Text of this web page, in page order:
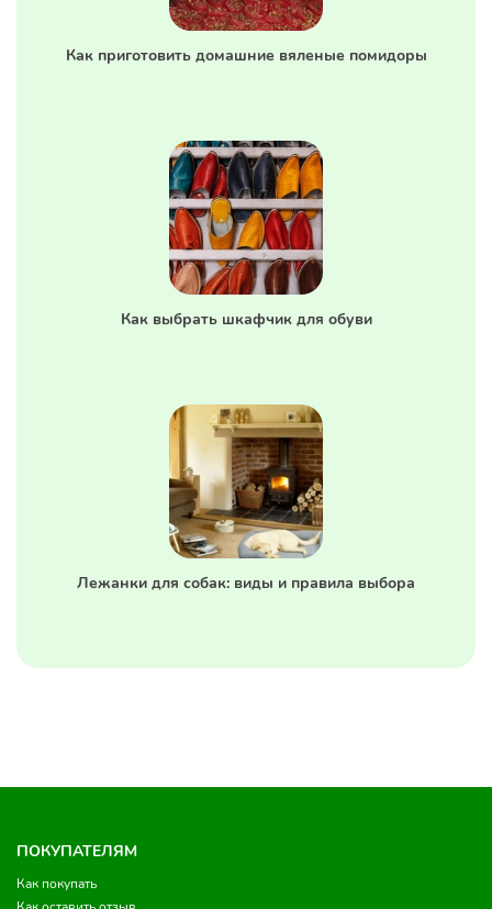
Как приготовить домашние вяленые помидоры
Как выбрать шкафчик для обуви
Лежанки для собак: виды и правила выбора
ПОКУПАТЕЛЯМ
Как покупать